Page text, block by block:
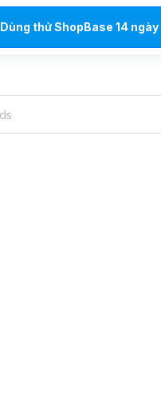
Dùng thử ShopBase 14 ngày